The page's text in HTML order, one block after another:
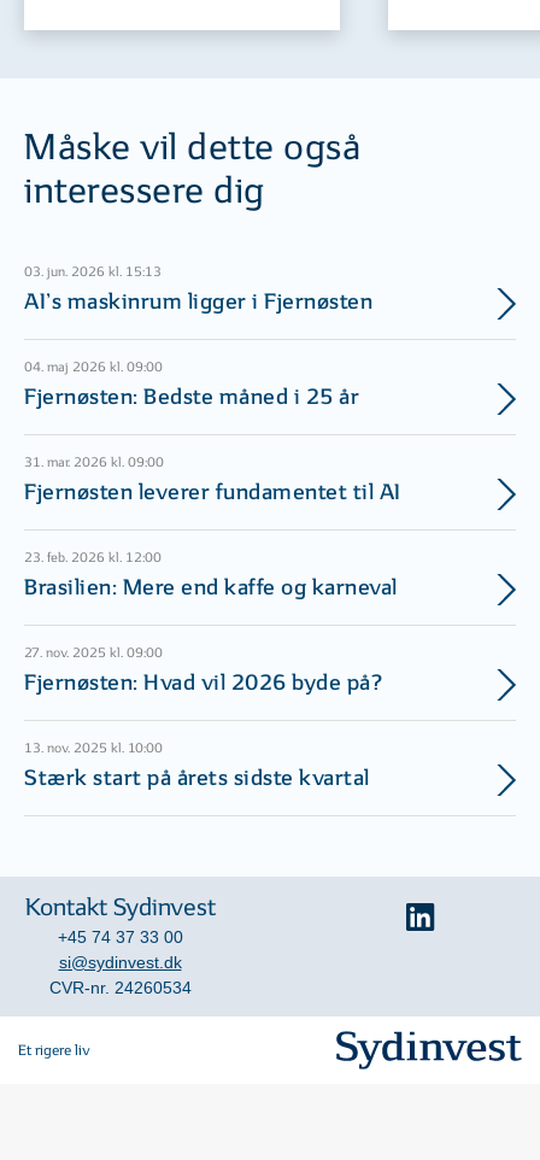
Måske vil dette også
interessere dig
03. jun. 2026 kl. 15:13
AI’s maskinrum ligger i Fjernøsten
04. maj 2026 kl. 09:00
Fjernøsten: Bedste måned i 25 år
31. mar. 2026 kl. 09:00
Fjernøsten leverer fundamentet til AI
23. feb. 2026 kl. 12:00
Brasilien: Mere end kaffe og karneval
27. nov. 2025 kl. 09:00
Fjernøsten: Hvad vil 2026 byde på?
13. nov. 2025 kl. 10:00
Stærk start på årets sidste kvartal
Kontakt Sydinvest
+45 74 37 33 00
si@sydinvest.dk
CVR-nr. 24260534
Et rigere liv